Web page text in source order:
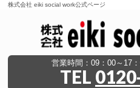
株式会社 eiki social work公式ページ
営業時間：09：00～17
TEL